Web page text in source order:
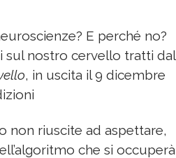
E perché no?
sul nostro cervello tratti dal
, in uscita il 9 dicembre
non riuscite ad aspettare,
che si occuperà